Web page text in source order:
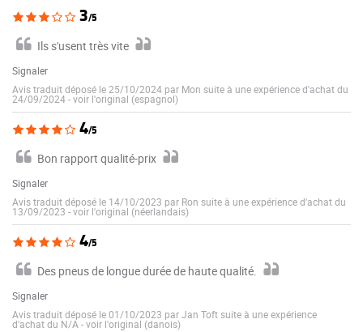
3/5
Ils s'usent très vite
Signaler
Avis traduit déposé le 25/10/2024 par Mon suite à une expérience d'achat du
24/09/2024-voir l'original (espagnol)
4/5
Bon rapport qualité-prix
Signaler
Avis traduit déposé le 14/10/2023 par Ron suite à une expérience d'achat du
13/09/2023 -voir l'original (néerlandais)
4/5
Des pneus de longue durée de haute qualité.
Signaler
Avis traduit déposé le 01/10/2023 par Jan Toft suite à une expérience
d'achat du N/A -voir l'original (danois)